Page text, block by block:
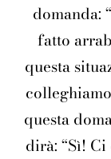
domanda:
fatto
questa
questa
dirà: “Sì!